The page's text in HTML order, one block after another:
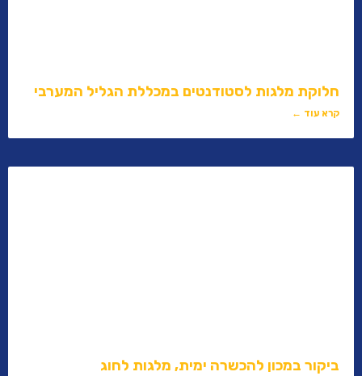
חלוקת מלגות לסטודנטים במכללת הגליל המערבי
קרא עוד ←
ביקור במכון להכשרה ימית, מלגות לחוג